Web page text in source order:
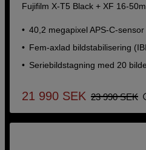
Fujifilm X-T5 Black + XF 16-
40,2 megapixel APS-C-sensor
Fem-axlad bildstabilisering
Seriebildstagning med 20
21 990 SEK 23 990 SEK